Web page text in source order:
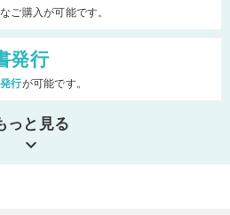
ご購入が可能です。
発行
行が可能です。
っと見る
keyboard_arrow_down